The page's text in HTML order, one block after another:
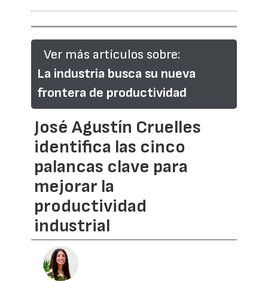
Ver más artículos sobre:
La industria busca su nueva
frontera de productividad
José Agustín Cruelles
identifica las cinco
palancas clave para
mejorar la
productividad
industrial